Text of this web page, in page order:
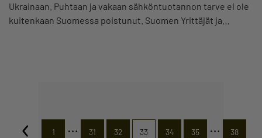
Ukrainaan. Puhtaan ja vakaan sähköntuotannon tarve ei ole
kuitenkaan Suomessa poistunut. Suomen Yrittäjät ja…
1 … 31 32 33 34 35 … 38